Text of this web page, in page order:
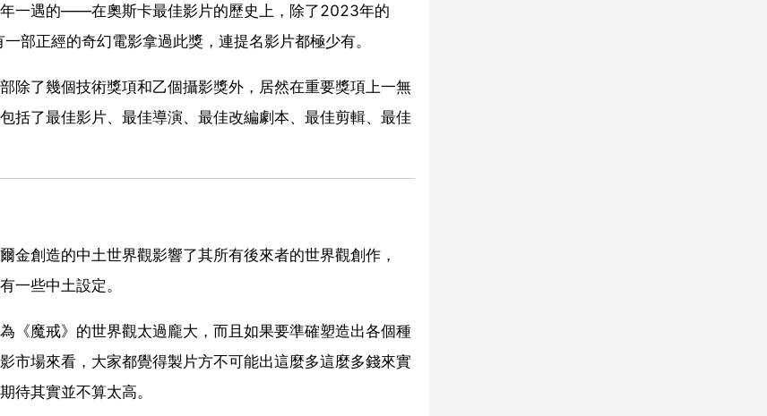
一遇的——在奧斯卡最佳影片的歷史上，除了2023年的
部正經的奇幻電影拿過此獎，連提名影片都極少有。
除了幾個技術獎項和乙個攝影獎外，居然在重要獎項上一無
了最佳影片、最佳導演、最佳改編劇本、最佳剪輯、最佳
金創造的中土世界觀影響了其所有後來者的世界觀創作，
一些中土設定。
《魔戒》的世界觀太過龐大，而且如果要準確塑造出各個種
市場來看，大家都覺得製片方不可能出這麼多這麼多錢來實
待其實並不算太高。